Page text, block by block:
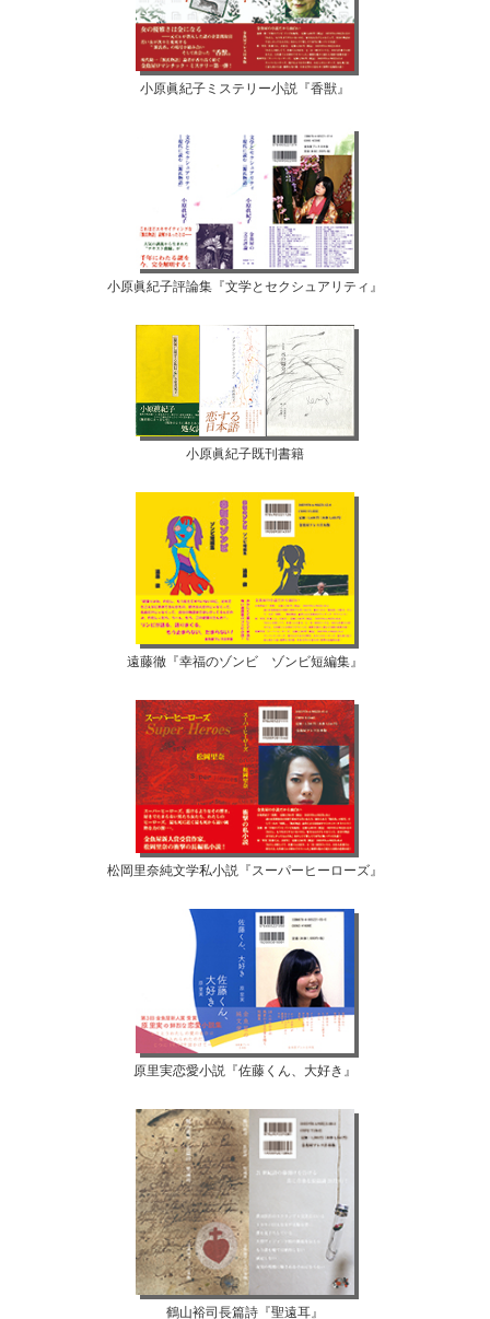
小原眞紀子ミステリー小説『香獣』
小原眞紀子評論集『文学とセクシュアリティ』
小原眞紀子既刊書籍
遠藤徹『幸福のゾンビ ゾンビ短編集』
松岡里奈純文学私小説『スーパーヒーローズ』
原里実恋愛小説『佐藤くん、大好き』
鶴山裕司長篇詩『聖遠耳』